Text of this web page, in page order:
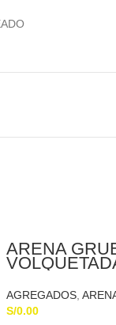
ARENA
AGREGADOS
S/0.00